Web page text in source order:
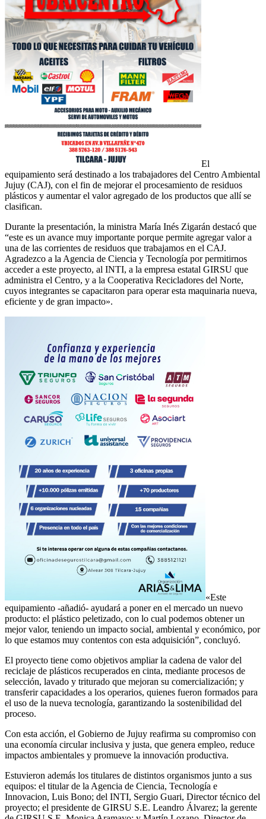
El
equipamiento será destinado a los trabajadores del Centro Ambiental
Jujuy (CAJ), con el fin de mejorar el procesamiento de residuos
plásticos y aumentar el valor agregado de los productos que allí se
clasifican.
Durante la presentación, la ministra María Inés Zigarán destacó que
“este es un avance muy importante porque permite agregar valor a
una de las corrientes de residuos que trabajamos en el CAJ.
Agradezco a la Agencia de Ciencia y Tecnología por permitirnos
acceder a este proyecto, al INTI, a la empresa estatal GIRSU que
administra el Centro, y a la Cooperativa Recicladores del Norte,
cuyos integrantes se capacitaron para operar esta maquinaria nueva,
eficiente y de gran impacto».
«Este
equipamiento -añadió- ayudará a poner en el mercado un nuevo
producto: el plástico peletizado, con lo cual podemos obtener un
mejor valor, teniendo un impacto social, ambiental y económico, por
lo que estamos muy contentos con esta adquisición”, concluyó.
El proyecto tiene como objetivos ampliar la cadena de valor del
reciclaje de plásticos recuperados en cinta, mediante procesos de
selección, lavado y triturado que mejoran su comercialización; y
transferir capacidades a los operarios, quienes fueron formados para
el uso de la nueva tecnología, garantizando la sostenibilidad del
proceso.
Con esta acción, el Gobierno de Jujuy reafirma su compromiso con
una economía circular inclusiva y justa, que genera empleo, reduce
impactos ambientales y promueve la innovación productiva.
Estuvieron además los titulares de distintos organismos junto a sus
equipos: el titular de la Agencia de Ciencia, Tecnología e
Innovacion, Luis Bono; del INTI, Sergio Guari, Director técnico del
proyecto; el presidente de GIRSU S.E. Leandro Álvarez; la gerente